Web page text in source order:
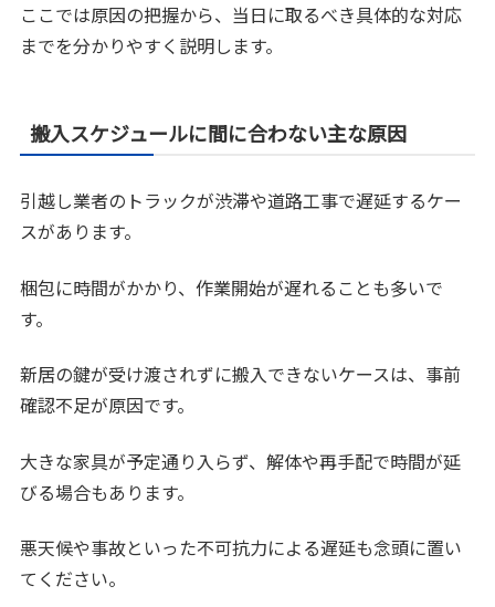
ここでは原因の把握から、当日に取るべき具体的な対応
までを分かりやすく説明します。
搬入スケジュールに間に合わない主な原因
引越し業者のトラックが渋滞や道路工事で遅延するケー
スがあります。
梱包に時間がかかり、作業開始が遅れることも多いで
す。
新居の鍵が受け渡されずに搬入できないケースは、事前
確認不足が原因です。
大きな家具が予定通り入らず、解体や再手配で時間が延
びる場合もあります。
悪天候や事故といった不可抗力による遅延も念頭に置い
てください。